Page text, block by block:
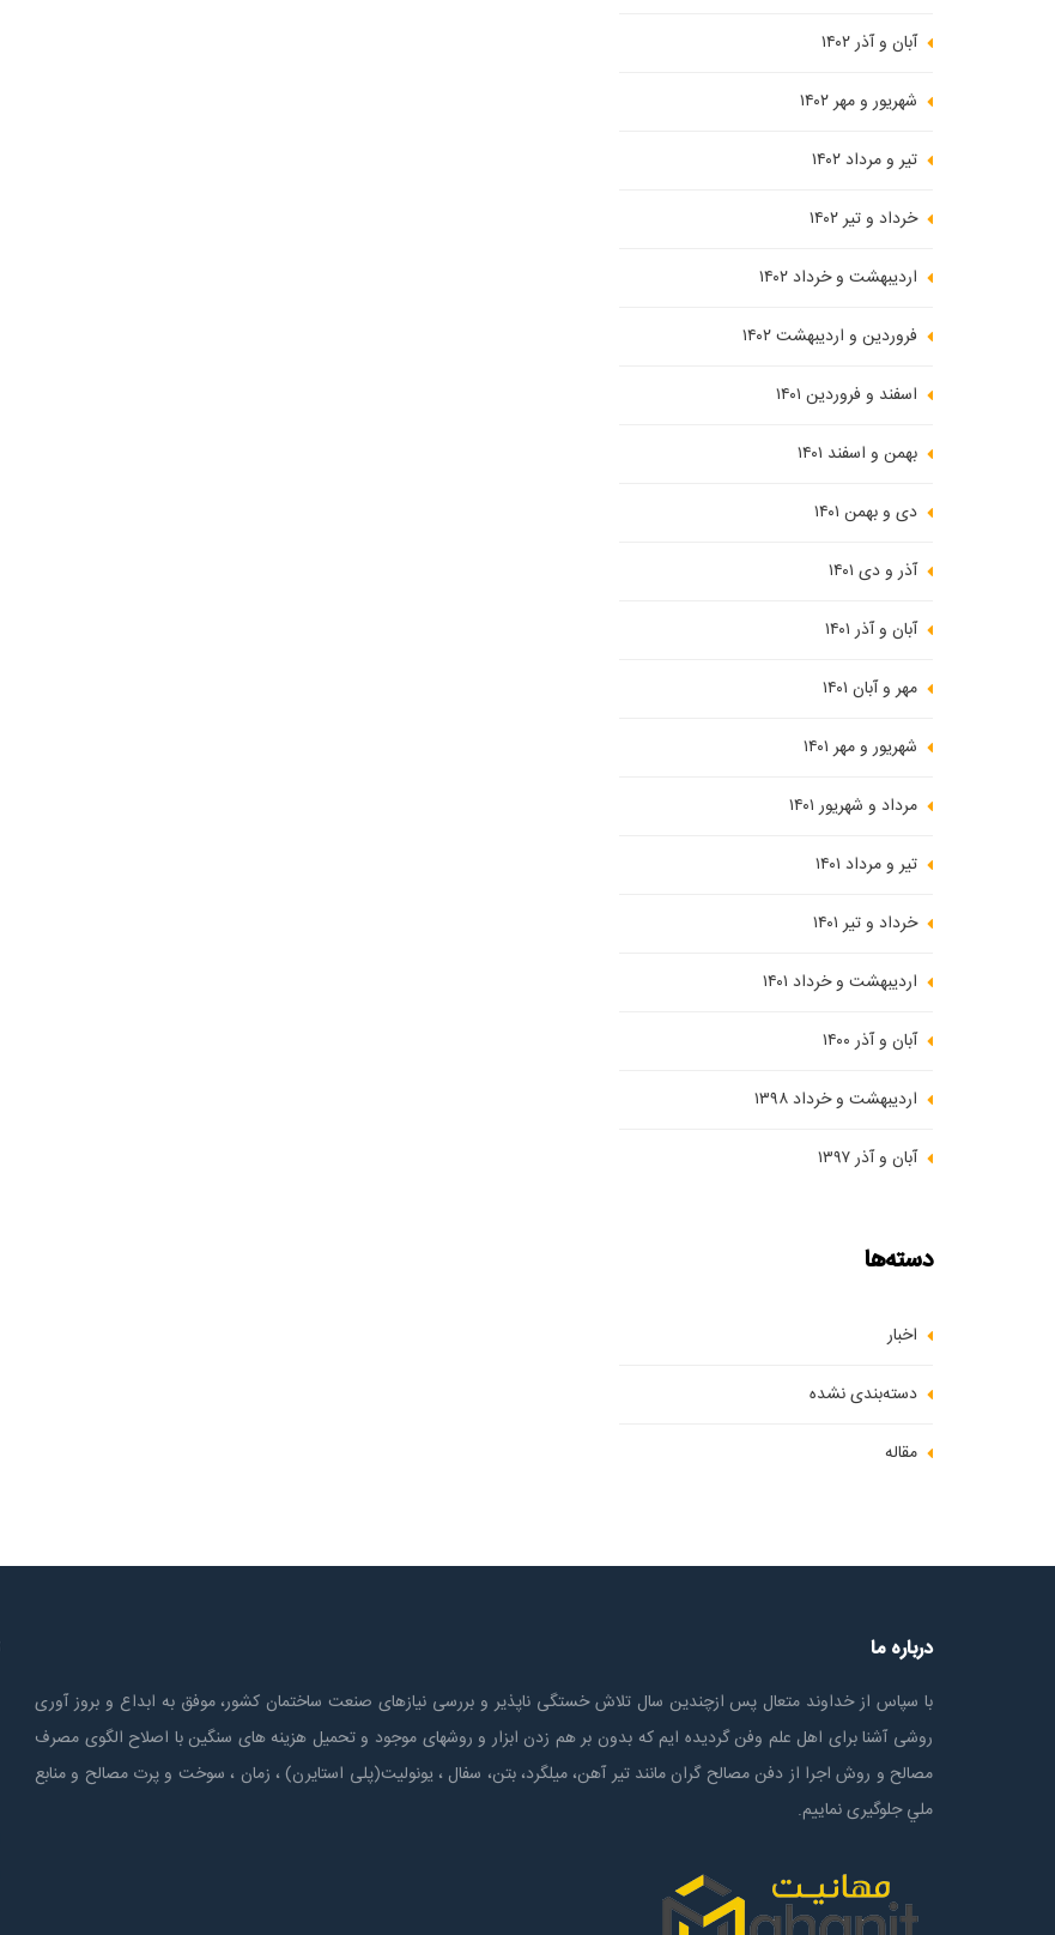
آبان و آذر ۱۴۰۲
شهریور و مهر ۱۴۰۲
تیر و مرداد ۱۴۰۲
خرداد و تیر ۱۴۰۲
اردیبهشت و خرداد ۱۴۰۲
فروردین و اردیبهشت ۱۴۰۲
اسفند و فروردین ۱۴۰۱
بهمن و اسفند ۱۴۰۱
دی و بهمن ۱۴۰۱
آذر و دی ۱۴۰۱
آبان و آذر ۱۴۰۱
مهر و آبان ۱۴۰۱
شهریور و مهر ۱۴۰۱
مرداد و شهریور ۱۴۰۱
تیر و مرداد ۱۴۰۱
خرداد و تیر ۱۴۰۱
اردیبهشت و خرداد ۱۴۰۱
آبان و آذر ۱۴۰۰
اردیبهشت و خرداد ۱۳۹۸
آبان و آذر ۱۳۹۷
دسته‌ها
اخبار
دسته‌بندی نشده
مقاله
درباره ما
با سپاس از خداوند متعال پس ازچندين سال تلاش خستگی ناپذير و بررسی نیازهای صنعت ساختمان كشور، موفق به ابداع و بروز آوری
روشی آشنا برای اهل علم وفن گردیده ایم که بدون بر هم زدن ابزار و روشهای موجود و تحمیل هزینه های سنگین با اصلاح الگوی مصرف
مصالح و روش اجرا از دفن مصالح گران مانند تیر آهن، میلگرد، بتن، سفال ، یونولیت(پلی استايرن) ، زمان ، سوخت و پرت مصالح و منابع
ملي جلوگیری نماییم.